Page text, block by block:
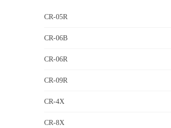
CR-05R
CR-06B
CR-06R
CR-09R
CR-4X
CR-8X